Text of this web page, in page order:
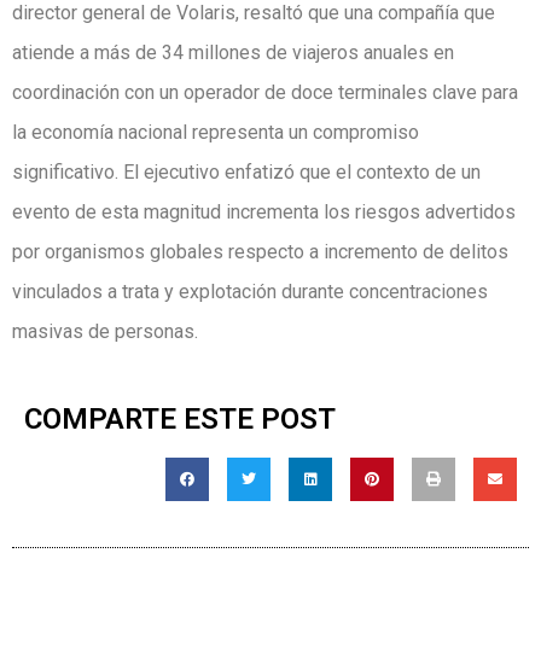
director general de Volaris, resaltó que una compañía que
atiende a más de 34 millones de viajeros anuales en
coordinación con un operador de doce terminales clave para
la economía nacional representa un compromiso
significativo. El ejecutivo enfatizó que el contexto de un
evento de esta magnitud incrementa los riesgos advertidos
por organismos globales respecto a incremento de delitos
vinculados a trata y explotación durante concentraciones
masivas de personas.
COMPARTE ESTE POST